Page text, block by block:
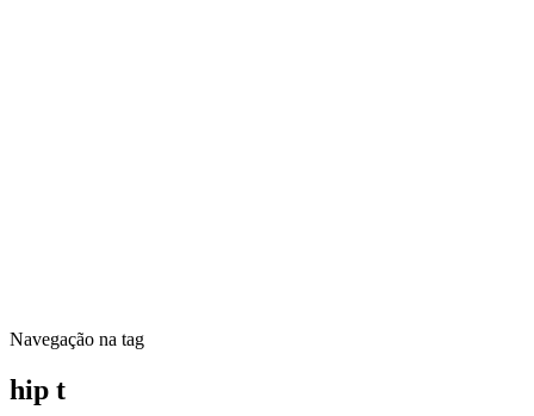
Navegação na tag
hip t